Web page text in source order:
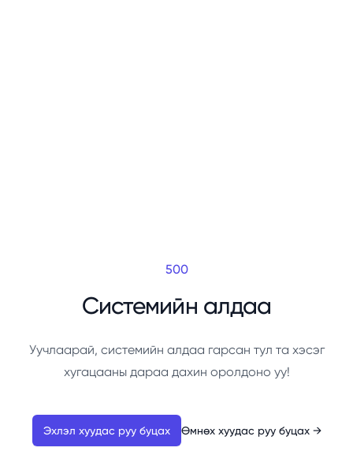
500
Системийн алдаа
Уучлаарай, системийн алдаа гарсан тул та хэсэг
хугацааны дараа дахин оролдоно уу!
Эхлэл хуудас руу буцах Өмнөх хуудас руу буцах →